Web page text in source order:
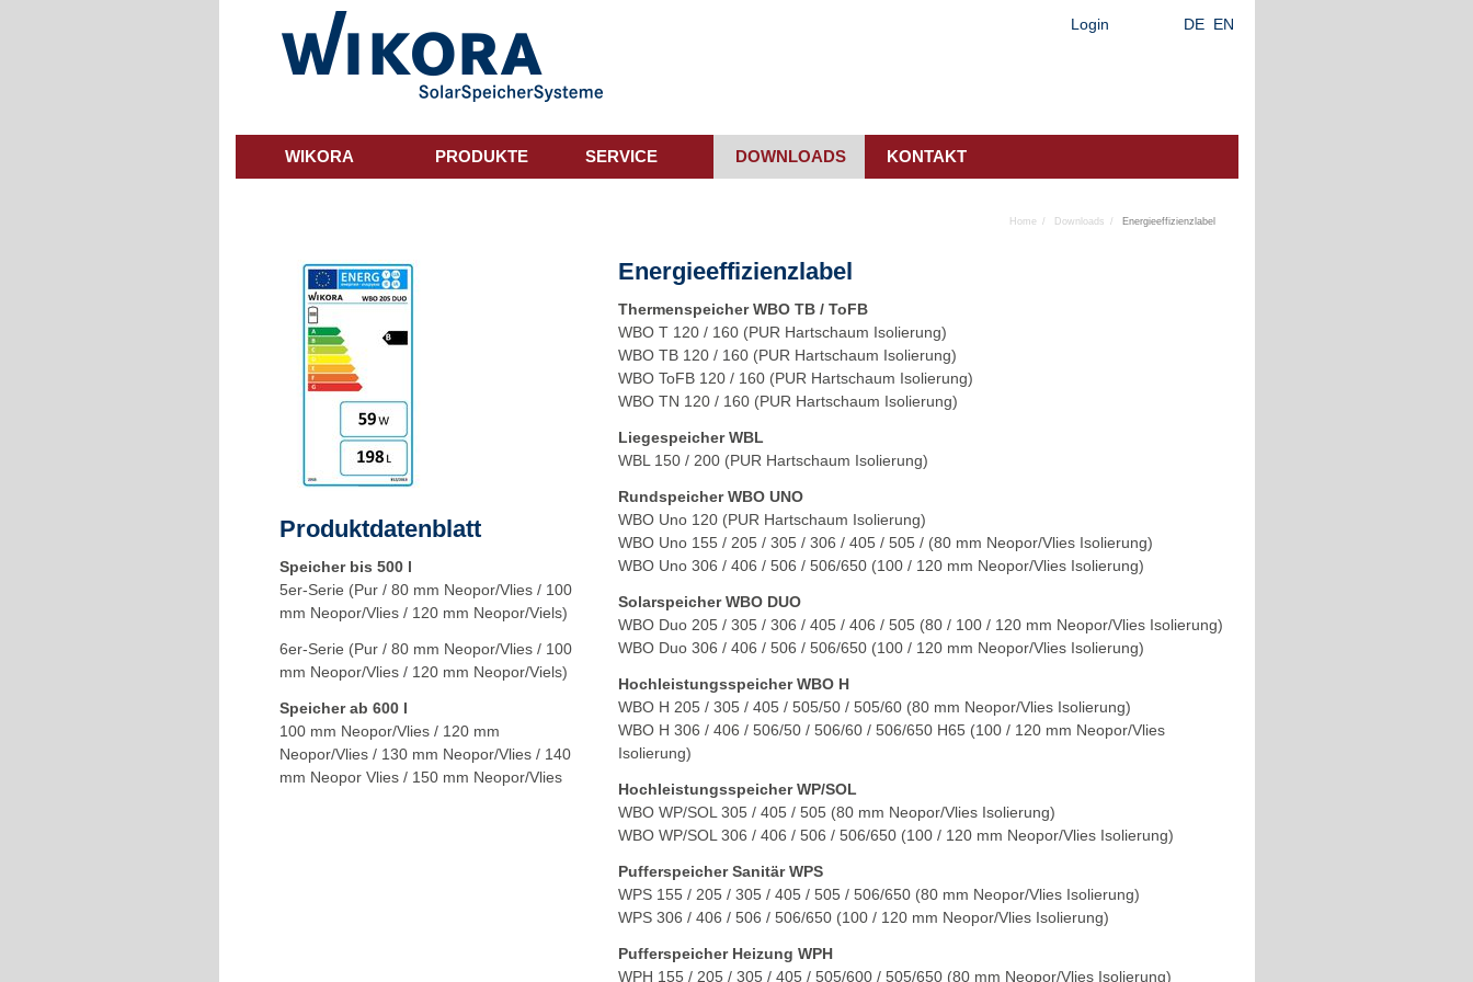
DE EN
Login
WIKORA PRODUKTE SERVICE DOWNLOADS KONTAKT
Home Downloads Energieeffizienzlabel
Energieeffizienzlabel
Thermenspeicher WBO TB / ToFB
WBOT 120 / 160 (PUR Hartschaum Isolierung)
WBOTB 120 / 160 (PUR Hartschaum Isolierung)
WBOToFB 120 / 160 (PUR Hartschaum Isolierung)
WBOTN 120 / 160 (PUR Hartschaum Isolierung)
Liegespeicher WBL
WBL 150 / 200 (PUR Hartschaum Isolierung)
Rundspeicher WBO UNO
WBO Uno 120 (PUR Hartschaum Isolierung)
WBO Uno 155 / 205 /305 /306 /405 /505 / (80 mm Neopor/Vlies Isolierung)
WBO Uno306 /406 /506 /506/650 (100 / 120 mm Neopor/Vlies Isolierung)
Solarspeicher WBO DUO
WBO Duo 205 /305 /306 /405 /406 /505 (80 / 100 / 120 mm Neopor/Vlies Isolierung)
WBO Duo306 /406 /506 /506/650 (100 / 120 mm Neopor/Vlies Isolierung)
Hochleistungsspeicher WBO H
WBO H 205 /305 /405 /505/50 /505/60 (80 mm Neopor/Vlies Isolierung)
WBO H306 /406 /506/50 /506/60 /506/650 H65 (100 / 120 mm Neopor/Vlies
Isolierung)
Hochleistungsspeicher WP/SOL
WBO WP/SOL305 /405 /505 (80 mm Neopor/Vlies Isolierung)
WBO WP/SOL306 /406 /506 /506/650 (100 / 120 mm Neopor/Vlies Isolierung)
Pufferspeicher Sanitär WPS
WPS 155 / 205 /305 /405 /505 /506/650 (80 mm Neopor/Vlies Isolierung)
WPS306 /406 /506 /506/650 (100 / 120 mm Neopor/Vlies Isolierung)
Pufferspeicher Heizung WPH
WPH 155 / 205 /305 /405 /505/600 /505/650 (80 mm Neopor/Vlies Isolierung)
Produktdatenblatt
Speicher bis 500 l
5er-Serie (Pur / 80 mm Neopor/Vlies / 100
mm Neopor/Vlies / 120 mm Neopor/Viels)
6er-Serie (Pur / 80 mm Neopor/Vlies / 100
mm Neopor/Vlies / 120 mm Neopor/Viels)
Speicher ab 600 l
100 mm Neopor/Vlies / 120 mm
Neopor/Vlies / 130 mm Neopor/Vlies / 140
mm Neopor Vlies / 150 mm Neopor/Vlies